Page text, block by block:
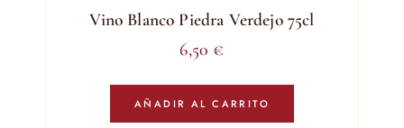
Vino Blanco Piedra Verdejo 75cl
6,50 €
AÑADIR AL CARRITO